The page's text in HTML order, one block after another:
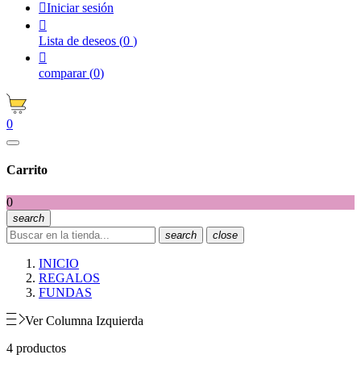
Iniciar sesión

Lista de deseos (0 )

comparar (0)
0
Carrito
0
search
search
close
INICIO
REGALOS
FUNDAS
Ver Columna Izquierda
4 productos